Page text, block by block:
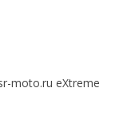
moto.ru eXtreme